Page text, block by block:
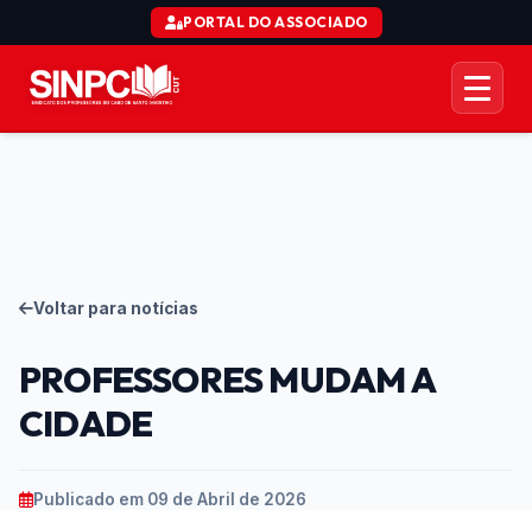
PORTAL DO ASSOCIADO
SERVIÇOS
Voltar para notícias
PROFESSORES MUDAM A
CIDADE
Publicado em 09 de Abril de 2026